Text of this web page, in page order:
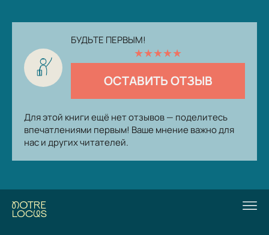
БУДЬТЕ ПЕРВЫМ!
★★★★★
ОСТАВИТЬ ОТЗЫВ
Для этой книги ещё нет отзывов — поделитесь
впечатлениями первым! Ваше мнение важно для
нас и других читателей.